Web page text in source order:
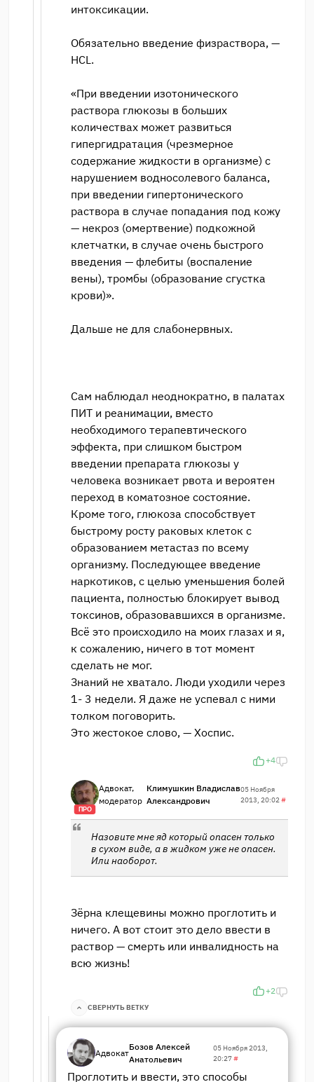
интоксикации.
Обязательно введение физраствора, —
HCL.
«При введении изотонического
раствора глюкозы в больших
количествах может развиться
гипергидратация (чрезмерное
содержание жидкости в организме) с
нарушением водносолевого баланса,
при введении гипертонического
раствора в случае попадания под кожу
— некроз (омертвение) подкожной
клетчатки, в случае очень быстрого
введения — флебиты (воспаление
вены), тромбы (образование сгустка
крови)».
Дальше не для слабонервных.
Сам наблюдал неоднократно, в палатах
ПИТ и реанимации, вместо
необходимого терапевтического
эффекта, при слишком быстром
введении препарата глюкозы у
человека возникает рвота и вероятен
переход в коматозное состояние.
Кроме того, глюкоза способствует
быстрому росту раковых клеток с
образованием метастаз по всему
организму. Последующее введение
наркотиков, с целью уменьшения болей
пациента, полностью блокирует вывод
токсинов, образовавшихся в организме.
Всё это происходило на моих глазах и я,
к сожалению, ничего в тот момент
сделать не мог.
Знаний не хватало. Люди уходили через
1- 3 недели. Я даже не успевал с ними
толком поговорить.
Это жестокое слово, — Хоспис.
+4
ПРО
Адвокат,
модератор
Климушкин Владислав
Александрович
05 Ноября
2013, 20:02#
Назовите мне яд который опасен только
в сухом виде, а в жидком уже не опасен.
Или наоборот.
Зёрна клещевины можно проглотить и
ничего. А вот стоит это дело ввести в
раствор — смерть или инвалидность на
всю жизнь!
+2
СВЕРНУТЬ ВЕТКУ
Адвокат
Бозов Алексей
Анатольевич
05 Ноября 2013,
20:27#
Проглотить и ввести, это способы